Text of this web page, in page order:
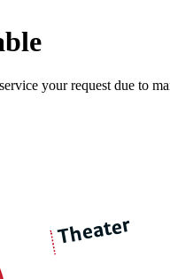
Theater